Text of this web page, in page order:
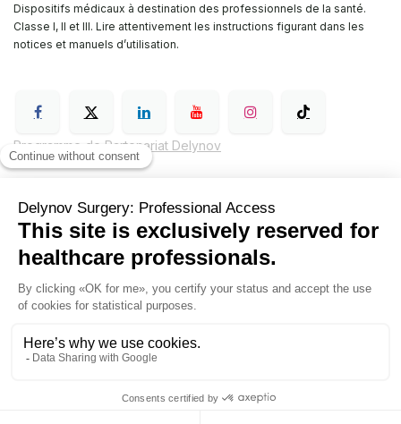
Dispositifs médicaux à destination des professionnels de la santé.
Classe I, II et III. Lire attentivement les instructions figurant dans les
notices et manuels d’utilisation.
Programme de Partenariat Delynov
Conditions générales de vente (CGV)
Mentions légales
Politique de confidentialité de Delynov Chirurgie
Hyginov
Sutures